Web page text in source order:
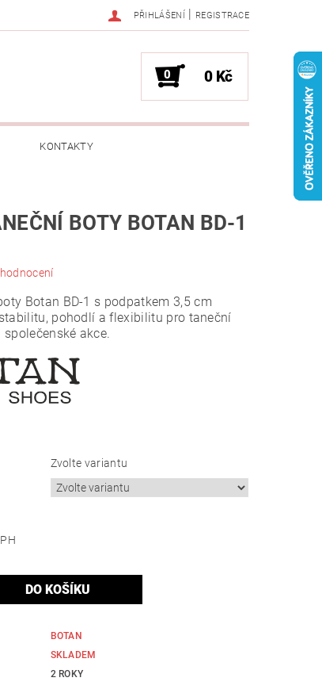
PŘIHLÁŠENÍ | REGISTRACE
0 0 Kč
KONTAKTY
BOTY BOTAN BD-1
Botan BD-1 s podpatkem 3,5 cm
pohodlí a flexibilitu pro taneční
společenské akce.
Zvolte variantu
DPH
BOTAN
SKLADEM
2 ROKY